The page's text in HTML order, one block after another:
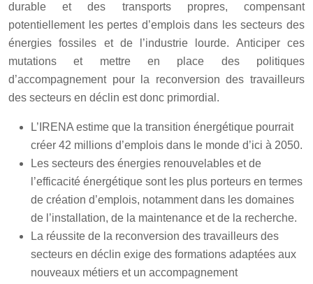
durable et des transports propres, compensant
potentiellement les pertes d’emplois dans les secteurs des
énergies fossiles et de l’industrie lourde. Anticiper ces
mutations et mettre en place des politiques
d’accompagnement pour la reconversion des travailleurs
des secteurs en déclin est donc primordial.
L’IRENA estime que la transition énergétique pourrait
créer 42 millions d’emplois dans le monde d’ici à 2050.
Les secteurs des énergies renouvelables et de
l’efficacité énergétique sont les plus porteurs en termes
de création d’emplois, notamment dans les domaines
de l’installation, de la maintenance et de la recherche.
La réussite de la reconversion des travailleurs des
secteurs en déclin exige des formations adaptées aux
nouveaux métiers et un accompagnement